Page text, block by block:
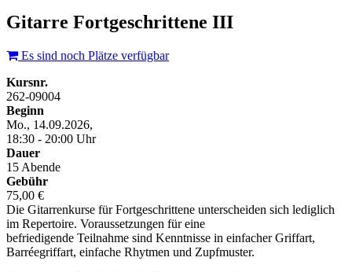
Gitarre Fortgeschrittene III
Es sind noch Plätze verfügbar
Kursnr.
262-09004
Beginn
Mo., 14.09.2026,
18:30 - 20:00 Uhr
Dauer
15 Abende
Gebühr
75,00 €
Die Gitarrenkurse für Fortgeschrittene unterscheiden sich lediglich
im Repertoire. Voraussetzungen für eine
befriedigende Teilnahme sind Kenntnisse in einfacher Griffart,
Barréegriffart, einfache Rhytmen und Zupfmuster.